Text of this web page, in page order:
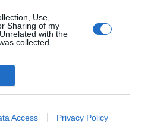
Use,
Sharing of my
with the
collected.
Access Privacy Policy